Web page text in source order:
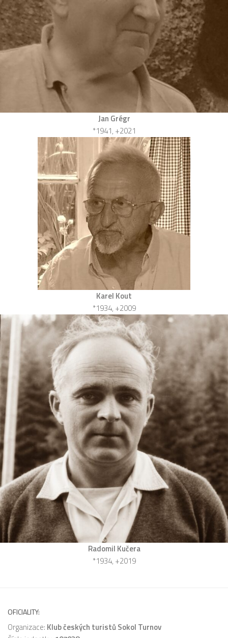
Jan Grégr
*1941, +2021
Karel Kout
*1934, +2009
Radomil Kučera
*1934, +2019
OFICIALITY:
Organizace: Klub českých turistů Sokol Turnov